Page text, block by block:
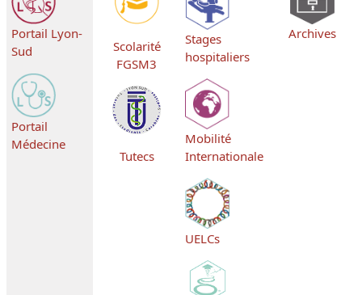
Portail Lyon-
Sud
Portail
Médecine
Scolarité
FGSM3
Tutecs
Stages
hospitaliers
Mobilité
Internationale
UELCs
Archives